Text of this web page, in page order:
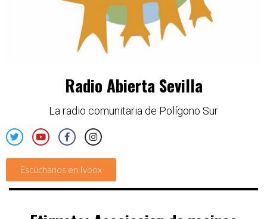
Radio Abierta Sevilla
La radio comunitaria de Polígono Sur
Escúchanos en Ivoox